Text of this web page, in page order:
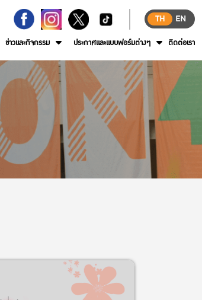
TH
EN
ข่าวและกิจกรรม ประกาศและแบบฟอร์มต่างๆ ติดต่อเรา